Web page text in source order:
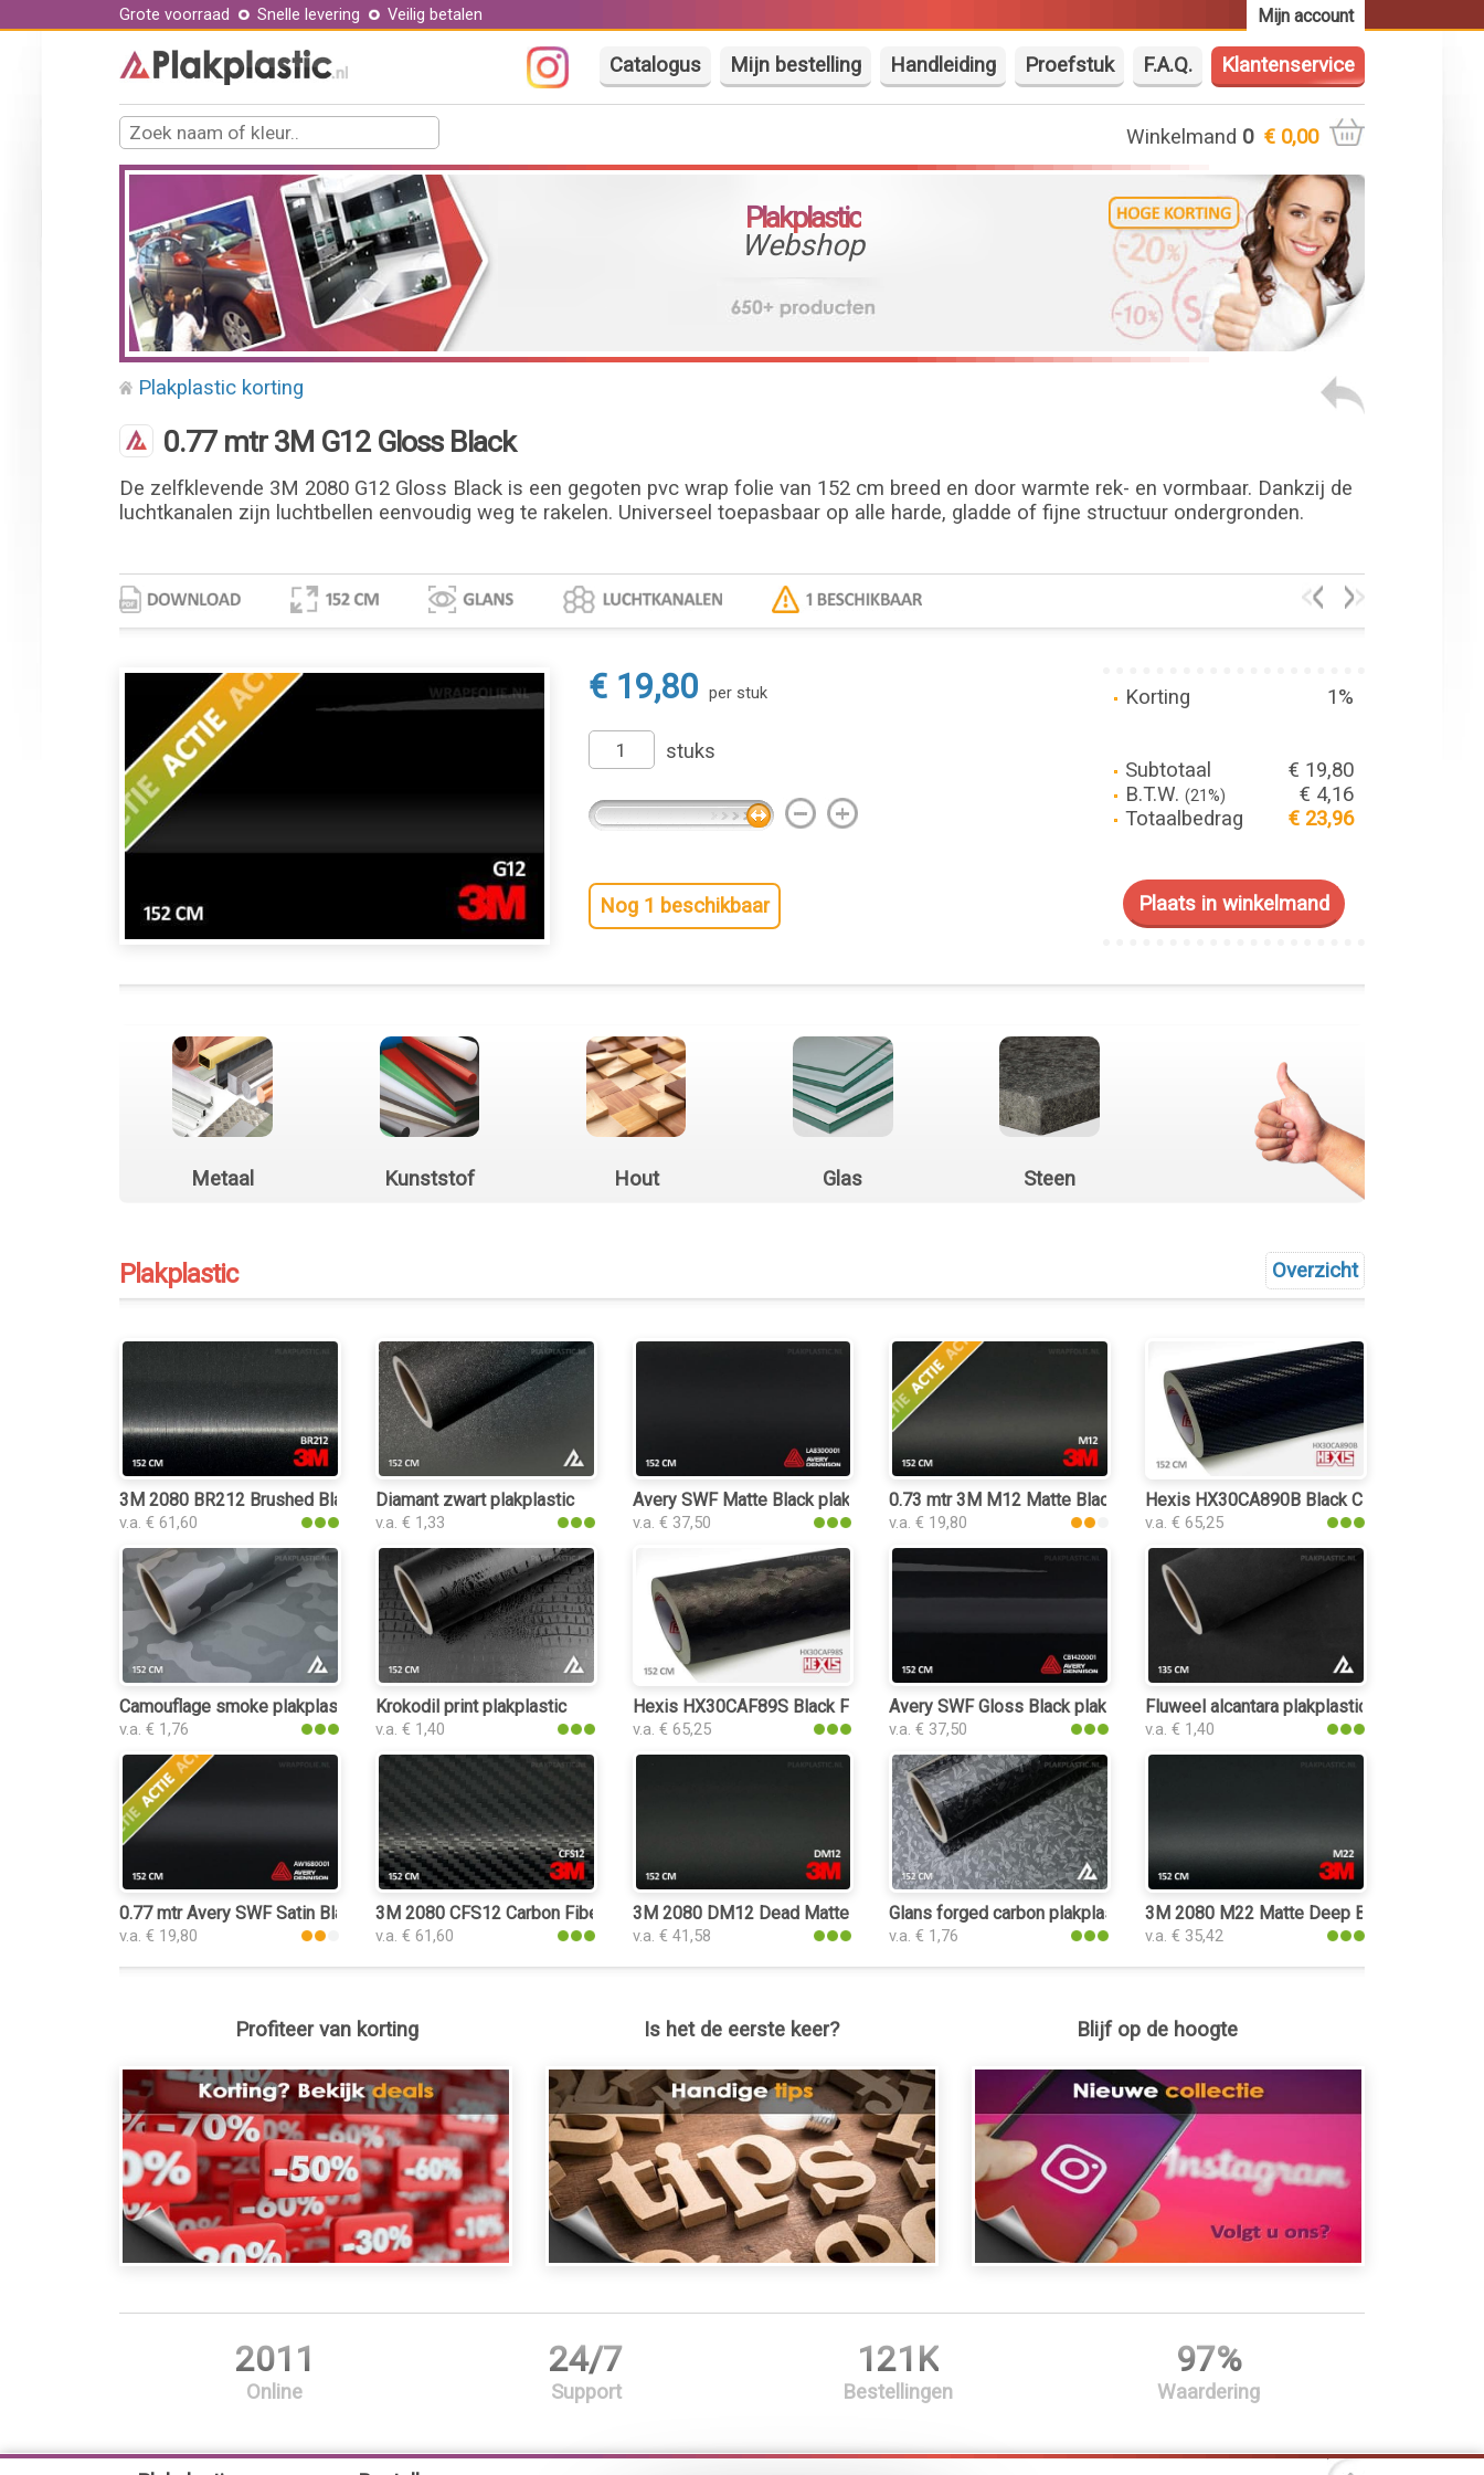
Mijn account
Grote voorraad Snelle levering Veilig betalen
Catalogus Mijn bestelling Handleiding Proefstuk F.A.Q. Klantenservice
Winkelmand 0 € 0,00
Plakplastic
Webshop
Plakplastic korting
0.77 mtr 3M G12 Gloss Black
De zelfklevende 3M 2080 G12 Gloss Black is een gegoten pvc wrap folie van 152 cm breed en door warmte rek- en vormbaar. Dankzij de
luchtkanalen zijn luchtbellen eenvoudig weg te rakelen. Universeel toepasbaar op alle harde, gladde of fijne structuur ondergronden.
€ 19,80 per stuk
stuks
Nog 1 beschikbaar
Korting 1%
Subtotaal
€ 19,80
B.T.W. (21%)
€ 4,16
Totaalbedrag
€ 23,96
Metaal Kunststof Hout Glas Steen
Overzicht
Plakplastic
3M 2080 BR212 Brushed Black Metallic plakplastic
v.a. € 61,60
Diamant zwart plakplastic
v.a. € 1,33
Avery SWF Matte Black plakplastic
v.a. € 37,50
0.73 mtr 3M M12 Matte Black
v.a. € 19,80
Hexis HX30CA890B Black Carbon Gloss
v.a. € 65,25
Camouflage smoke plakplastic
v.a. € 1,76
Krokodil print plakplastic
v.a. € 1,40
Hexis HX30CAF89S Black Forged Carbon plakplastic
v.a. € 65,25
Avery SWF Gloss Black plakplastic
v.a. € 37,50
Fluweel alcantara plakplastic
v.a. € 1,40
0.77 mtr Avery SWF Satin Black
v.a. € 19,80
3M 2080 CFS12 Carbon Fiber Black plakplastic
v.a. € 61,60
3M 2080 DM12 Dead Matte Black plakplastic
v.a. € 41,58
Glans forged carbon plakplastic
v.a. € 1,76
3M 2080 M22 Matte Deep Black
v.a. € 35,42
Profiteer van korting Is het de eerste keer? Blijf op de hoogte
2011
Online
24/7
Support
121K
Bestellingen
97%
Waardering